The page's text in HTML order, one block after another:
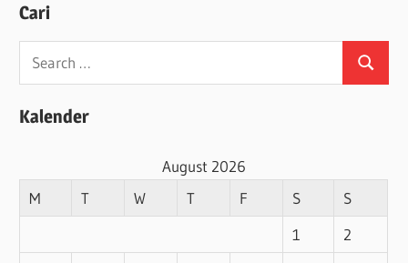
Cari
Search
for:
Search
Kalender
August 2026
M
T W T F S
S
1
2